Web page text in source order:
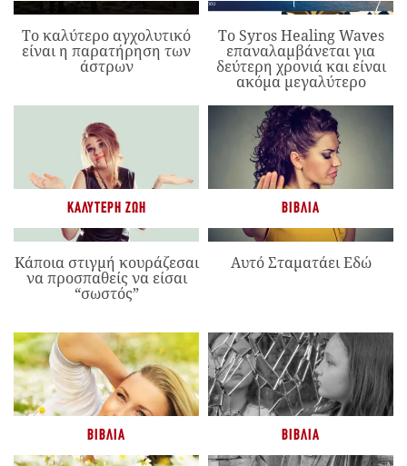
Το καλύτερο αγχολυτικό
είναι η παρατήρηση των
άστρων
Το Syros Healing Waves
επαναλαμβάνεται για
δεύτερη χρονιά και είναι
ακόμα μεγαλύτερο
ΚΑΛΎΤΕΡΗ ΖΩΉ
Κάποια στιγμή κουράζεσαι
να προσπαθείς να είσαι
“σωστός”
ΒΙΒΛΊΑ
Αυτό Σταματάει Εδώ
ΒΙΒΛΊΑ ΒΙΒΛΊΑ